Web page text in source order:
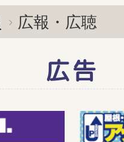
広報・広聴
広告